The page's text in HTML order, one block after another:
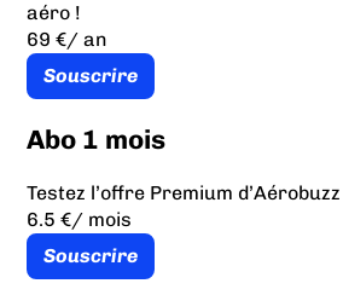
aéro !
69 €/ an
Souscrire
Abo 1 mois
Testez l’offre Premium
6.5 €/ mois
Souscrire